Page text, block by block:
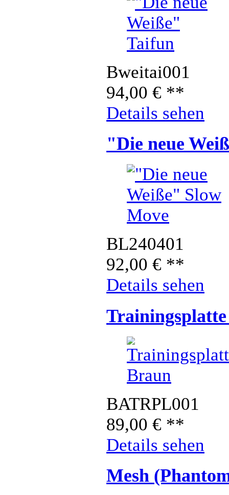
Bweitai001
94,00 € **
Details sehen
"Die neue
BL240401
92,00 € **
Details sehen
BATRPL001
89,00 € **
Details sehen
Mesh